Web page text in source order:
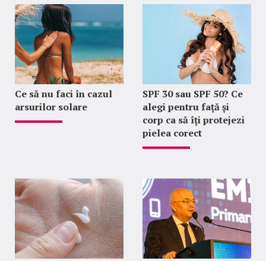
Ce să nu faci în cazul
arsurilor solare
SPF 30 sau SPF 50? Ce
alegi pentru față și
corp ca să îți protejezi
pielea corect